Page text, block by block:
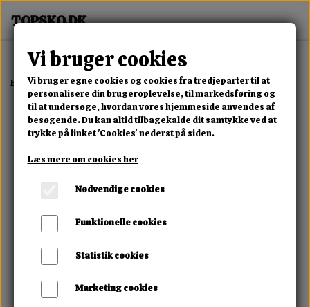
Forside Dame Alle Damesko Forest Cozy Boot
Vi bruger cookies
Vi bruger egne cookies og cookies fra tredjeparter til at
personalisere din brugeroplevelse, til markedsføring og
til at undersøge, hvordan vores hjemmeside anvendes af
besøgende. Du kan altid tilbagekalde dit samtykke ved at
trykke på linket 'Cookies' nederst på siden.
Læs mere om cookies her
Nødvendige cookies
Funktionelle cookies
Statistik cookies
Marketing cookies